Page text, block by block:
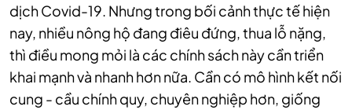
dịch Covid-19. Nhưng trong bối cảnh thực tế hiện
nay, nhiều nông hộ đang điêu đứng, thua lỗ nặng,
thì điều mong mỏi là các chính sách này cần triển
khai mạnh và nhanh hơn nữa. Cần có mô hình kết nối
cung - cầu chính quy, chuyên nghiệp hơn, giống